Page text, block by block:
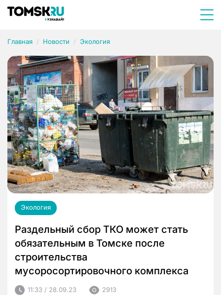
Главная Новости Экология
Экология
Раздельный сбор ТКО может стать
обязательным в Томске после
строительства
мусоросортировочного комплекса
11:33 / 28.09.23 2913